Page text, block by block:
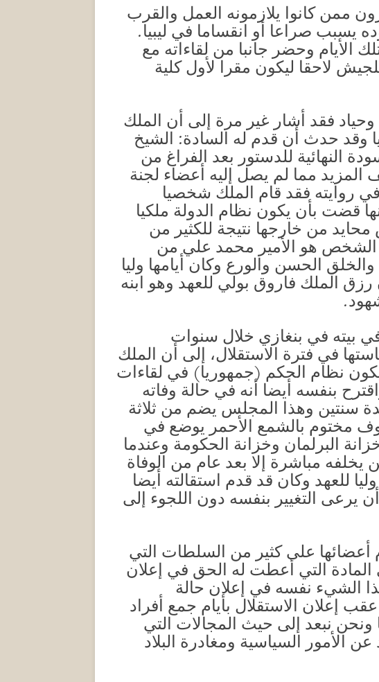
ممن كانوا يلازمونه العمل والقرب
يسبب صراعا أو انقساما في ليبيا.
الأيام وحضر جانبا من لقاءاته مع
لاحقا ليكون مقرا لأول كلية
فقد أشار غير مرة إلى أن الملك
وقد حدث أن قدم له السادة: الشيخ
النهائية للدستور بعد الفراغ من
المزيد مما لم يصل إليه أعضاء لجنة
روايته فقد قام الملك شخصيا
قضت بأن يكون نظام الدولة ملكيا
من خارجها نتيجة للكثير من
الشخص هو الأمير محمد علي من
الحسن والورع وكان أيامها وليا
ولكن الأمر تغير بعد أن رزق الملك فاروق بولي للعهد وهو ابنه
بيته في بنغازي خلال سنوات
وسياستها في فترة الاستقلال، إلى أن الملك
نظام الحكم (جمهوريا) في لقاءات
بنفسه أيضا أنه في حالة وفاته
سنتين وهذا المجلس يضم من ثلاثة
بالشمع الأحمر يوضع في
البرلمان وخزانة الحكومة وعندما
وليا للعهد لم يعين من يخلفه مباشرة إلا بعد عام من الوفاة
للعهد وكان قد قدم استقالته أيضا
يرعى التغيير بنفسه دون اللجوء إلى
على كثير من السلطات التي
التي أعطت له الحق في إعلان
الشيء نفسه في إعلان حالة
إعلان الاستقلال بأيام جمع أفراد
ونحن نبعد إلى حيث المجالات التي
الأمور السياسية ومغادرة البلاد